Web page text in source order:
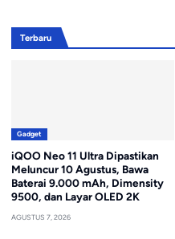
Terbaru
Gadget
iQOO Neo 11 Ultra Dipastikan
Meluncur 10 Agustus, Bawa
Baterai 9.000 mAh, Dimensity
9500, dan Layar OLED 2K
AGUSTUS 7, 2026